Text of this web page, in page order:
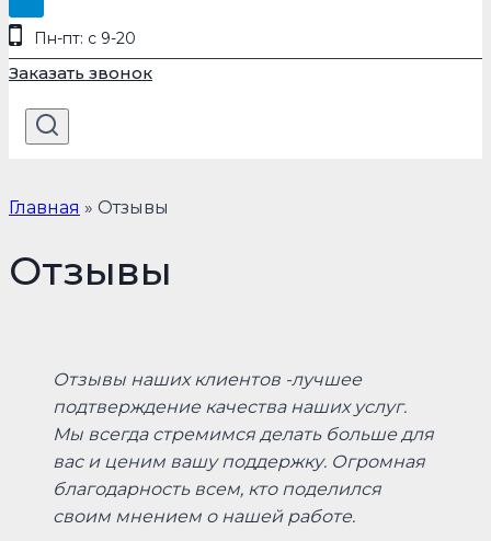
Пн-пт: с 9-20
Заказать звонок
Главная » Отзывы
Отзывы
Отзывы наших клиентов -лучшее
подтверждение качества наших услуг.
Мы всегда стремимся делать больше для
вас и ценим вашу поддержку. Огромная
благодарность всем, кто поделился
своим мнением о нашей работе.